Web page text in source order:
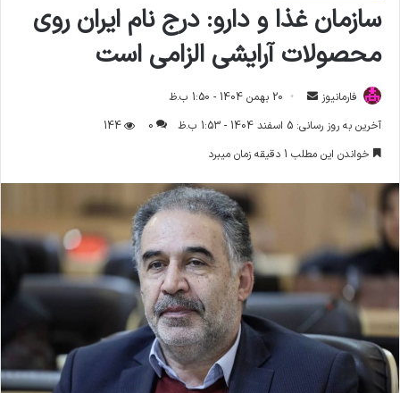
سازمان غذا و دارو: درج نام ایران روی
محصولات آرایشی الزامی است
فارمانیوز
ا
ل
ی
ل
20 بهمن 1404 - 1:50 ب.ظ
آخرین به روز رسانی: 5 اسفند 1404 - 1:53 ب.ظ
0
144
خواندن این مطلب 1 دقیقه زمان میبرد